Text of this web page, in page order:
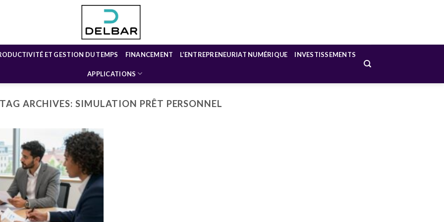
ET GESTION DU TEMPS FINANCEMENT L’ENTREPRENEURIAT NUMÉRIQUE INVESTISSEMENTS
APPLICATIONS
TAG ARCHIVES: SIMULATION PRÊT PERSONNEL